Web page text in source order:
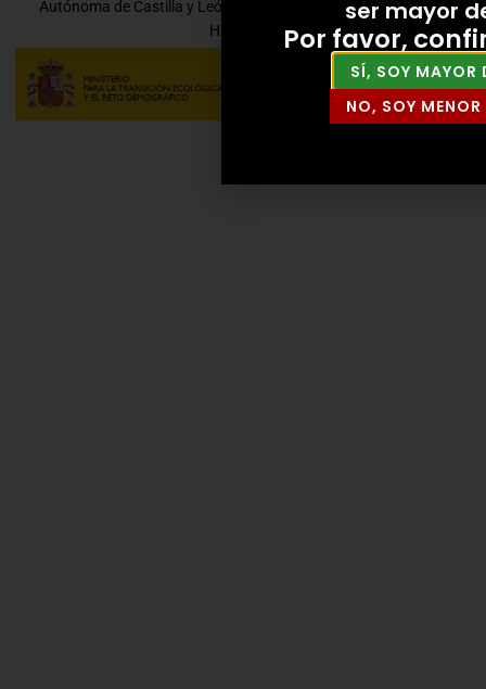
Autónoma de Castilla y León por la Consejería de Economía y
Hacienda.
ser mayor
Por favor,
SÍ, SOY MAYOR
NO, SOY